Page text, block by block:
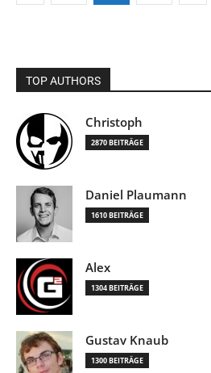
TOP AUTHORS
Christoph
2870 BEITRÄGE
Daniel Plaumann
1610 BEITRÄGE
Alex
1304 BEITRÄGE
Gustav Knaub
1300 BEITRÄGE